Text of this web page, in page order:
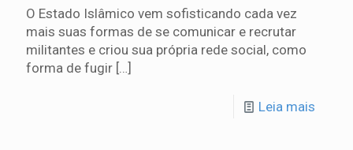
O Estado Islâmico vem sofisticando cada vez
mais suas formas de se comunicar e recrutar
militantes e criou sua própria rede social, como
forma de fugir […]
Leia mais